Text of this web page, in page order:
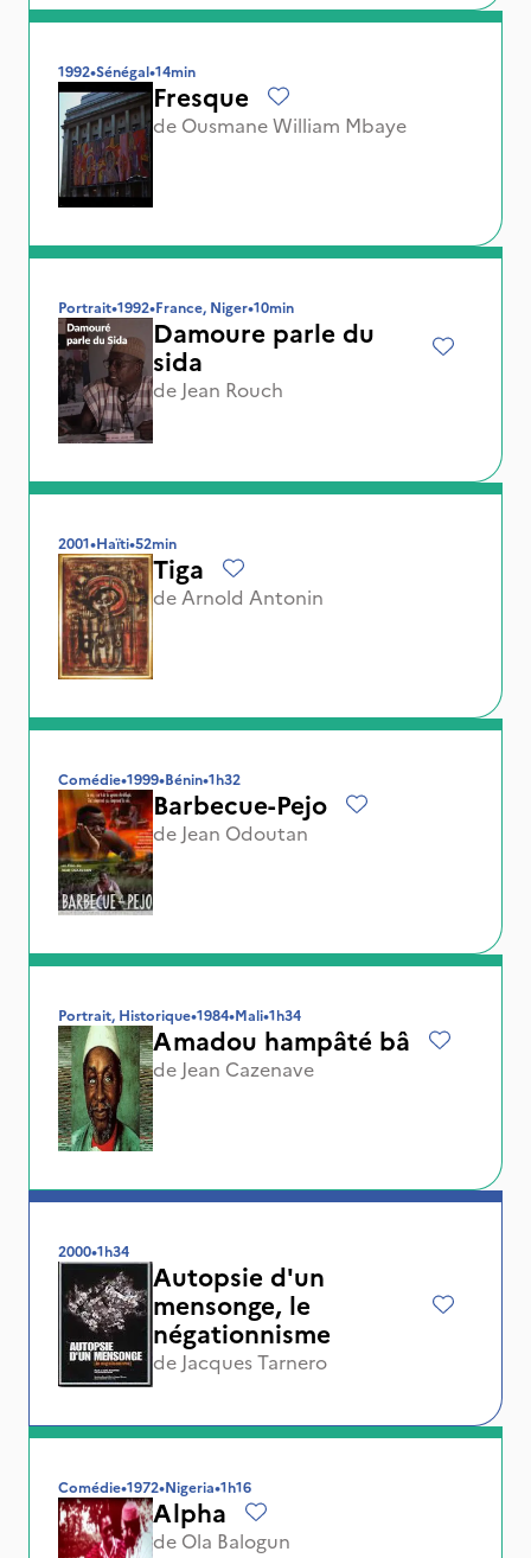
1992•Sénégal•14min
Fresque
de Ousmane William Mbaye
Portrait•1992•France, Niger•10min
Damoure parle du
sida
de Jean Rouch
2001•Haïti•52min
Tiga
de Arnold Antonin
Comédie•1999•Bénin•1h32
Barbecue-Pejo
de Jean Odoutan
Portrait, Historique•1984•Mali•1h34
Amadou hampâté bâ
de Jean Cazenave
2000•1h34
Autopsie d'un
mensonge, le
négationnisme
de Jacques Tarnero
Comédie•1972•Nigeria•1h16
Alpha
de Ola Balogun